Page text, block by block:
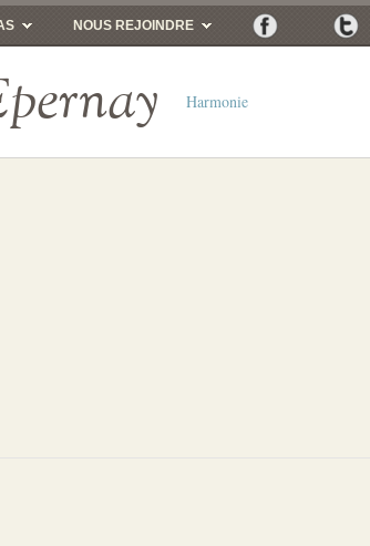
NOUS REJOINDRE
Harmonie